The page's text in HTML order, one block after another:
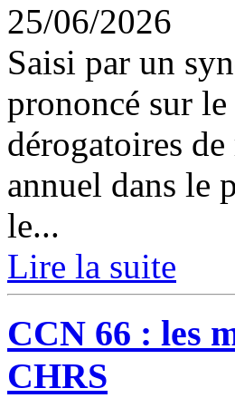
25/06/2026
Saisi par un
prononcé sur
dérogatoires
annuel dans le
le...
Lire la suite
CCN 66 : les
CHRS